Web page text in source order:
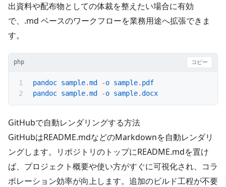
出資料や配布物としての体裁を整えたい場合に有効
で、.md ベースのワークフローを業務用途へ拡張できま
す。
php コピー
pandoc sample.md -o sample. pdf
pandoc sample.md -o sample.docx
GitHubで自動レンダリングする方法
GitHubはREADME.mdなどのMarkdownを自動レンダリ
ングします。リポジトリのトップにREADME.mdを置け
ば、プロジェクト概要や使い方がすぐに可視化され、コラ
ボレーション効率が向上します。追加のビルド工程が不要